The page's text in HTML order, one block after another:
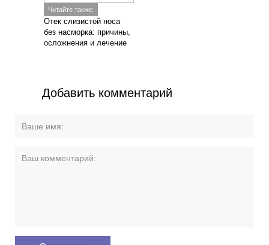
Читайте также:
Отек слизистой носа
без насморка: причины,
осложнения и лечение
Добавить комментарий